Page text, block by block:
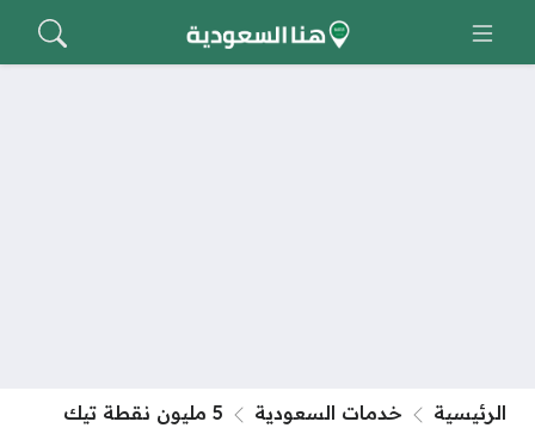
الرئيسية خدمات السعودية
5 مليون نقطة تيك